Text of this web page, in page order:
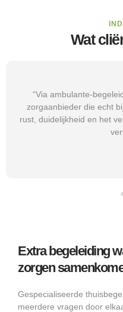
Wat
“Via ambulante-
zorgaanbieder die echt
rust, duidelijkheid en het
Extra begeleiding
zorgen
Gespecialiseerde
meerdere vragen door